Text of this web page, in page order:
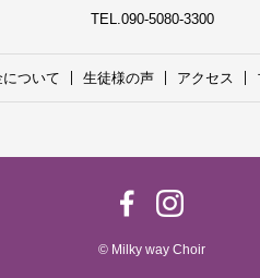
TEL.090-5080-3300
について 生徒様の声 アクセス
© Milky way Choir